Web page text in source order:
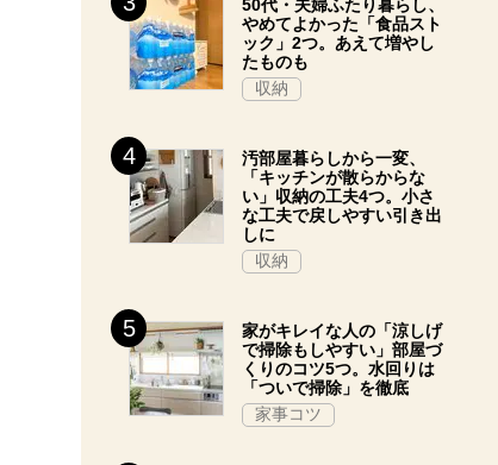
50代・夫婦ふたり暮らし、
やめてよかった「食品スト
ック」2つ。あえて増やし
たものも
収納
汚部屋暮らしから一変、
「キッチンが散らからな
い」収納の工夫4つ。小さ
な工夫で戻しやすい引き出
しに
収納
家がキレイな人の「涼しげ
で掃除もしやすい」部屋づ
くりのコツ5つ。水回りは
「ついで掃除」を徹底
家事コツ